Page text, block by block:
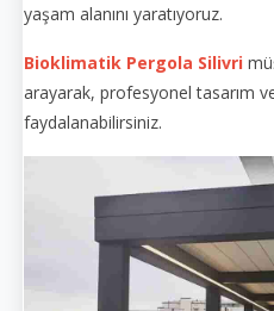
yaşam alanını yaratıyoruz.
Bioklimatik Pergola Silivri
arayarak, profesyonel tasarım
faydalanabilirsiniz.